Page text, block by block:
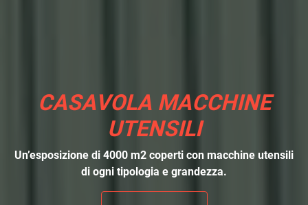
CASAVOLA MACCHINE
UTENSILI
Da più di 70 anni sul mercato. Esportiamo in tutto il
mondo.